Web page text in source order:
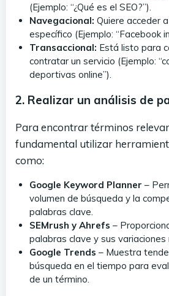
(Ejemplo: “¿Qué es el SEO?”).
Navegacional: Quiere acceder
específico (Ejemplo: “Facebook
Transaccional: Está listo para
contratar un servicio (Ejemplo:
deportivas online”).
2. Realizar un análisis de
Para encontrar términos
fundamental utilizar
como:
Google Keyword Planner –
volumen de búsqueda y la
palabras clave.
SEMrush y Ahrefs –
palabras clave y sus variaciones
Google Trends – Muestra
búsqueda en el tiempo para
de un término.